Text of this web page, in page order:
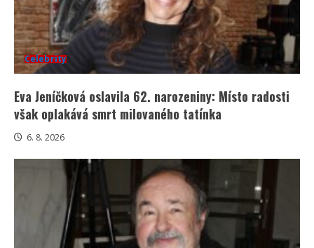
Celebrity
Eva Jeníčková oslavila 62. narozeniny: Místo radosti
však oplakává smrt milovaného tatínka
6. 8. 2026